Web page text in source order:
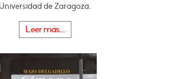
Universidad de Zaragoza.
Leer más...